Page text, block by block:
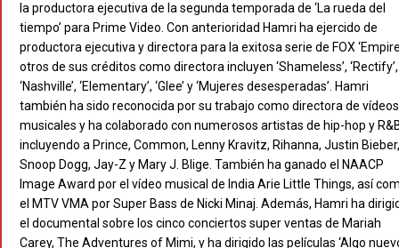
la productora ejecutiva de la segunda temporada de ‘La rueda del
tiempo’ para Prime Video. Con anterioridad Hamri ha ejercido de
productora ejecutiva y directora para la exitosa serie de FOX
otros de sus créditos como directora incluyen ‘Shameless’, ‘Rectify’,
‘Nashville’, ‘Elementary’, ‘Glee’ y ‘Mujeres desesperadas’. Hamri
también ha sido reconocida por su trabajo como directora de vídeos
musicales y ha colaborado con numerosos artistas de hip-hop y
incluyendo a Prince, Common, Lenny Kravitz, Rihanna, Justin Bieber,
Snoop Dogg, Jay-Z y Mary J. Blige. También ha ganado el NAACP
Image Award por el vídeo musical de India Arie Little Things, así
el MTV VMA por Super Bass de Nicki Minaj. Además, Hamri ha
el documental sobre los cinco conciertos super ventas de Mariah
Carey, The Adventures of Mimi, y ha dirigido las películas ‘Algo